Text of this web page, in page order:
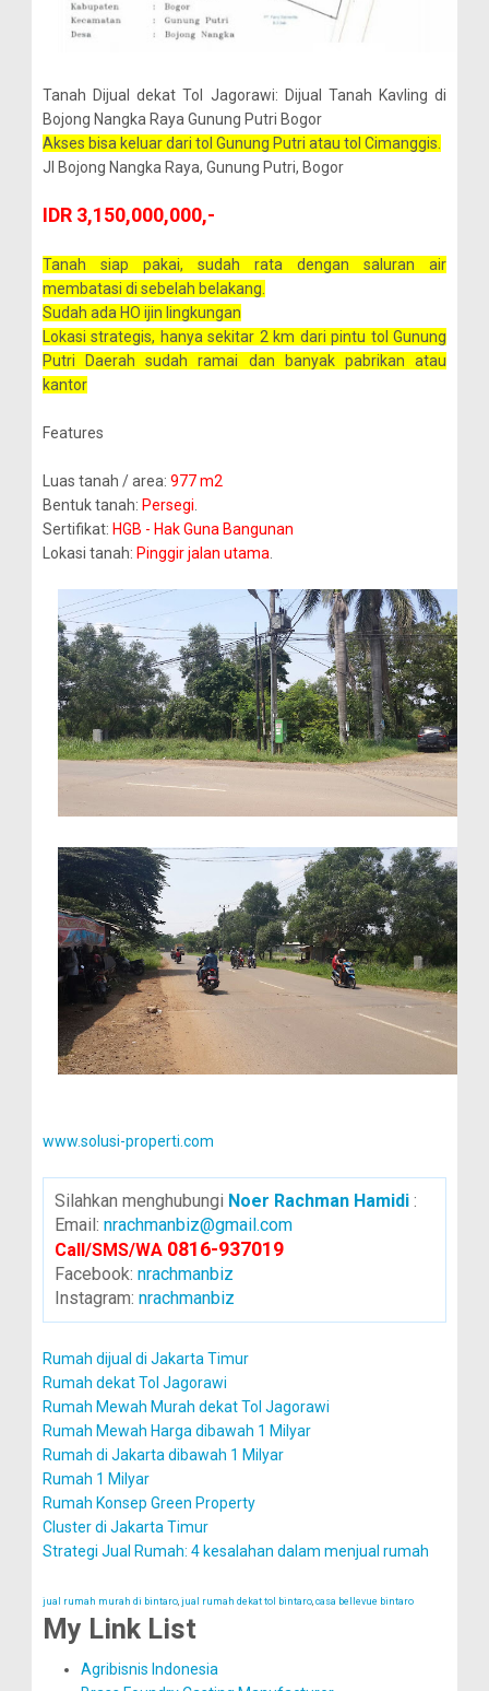
Tanah Dijual dekat Tol Jagorawi: Dijual Tanah Kavling di
Bojong Nangka Raya Gunung Putri Bogor
Akses bisa keluar dari tol Gunung Putri atau tol Cimanggis.
Jl Bojong Nangka Raya, Gunung Putri, Bogor
IDR 3,150,000,000,-
Tanah siap pakai, sudah rata dengan saluran air
membatasi di sebelah belakang.
Sudah ada HO ijin lingkungan
Lokasi strategis, hanya sekitar 2 km dari pintu tol Gunung
Putri Daerah sudah ramai dan banyak pabrikan atau
kantor
Features
Luas tanah / area: 977 m2
Bentuk tanah: Persegi
Sertifikat: HGB - Hak Guna Bangunan
Lokasi tanah: Pinggir jalan utama
www.solusi-properti.com
Silahkan menghubungi Noer Rachman Hamidi :
Email: nrachmanbiz@gmail.com
Call/SMS/WA 0816-937019
Facebook: nrachmanbiz
Instagram: nrachmanbiz
Rumah dijual di Jakarta Timur
Rumah dekat Tol Jagorawi
Rumah Mewah Murah dekat Tol Jagorawi
Rumah Mewah Harga dibawah 1 Milyar
Rumah di Jakarta dibawah 1 Milyar
Rumah 1 Milyar
Rumah Konsep Green Property
Cluster di Jakarta Timur
Strategi Jual Rumah: 4 kesalahan dalam menjual rumah
jual rumah murah di bintaro, jual rumah dekat tol bintaro, casa bellevue bintaro
My Link List
Agribisnis Indonesia